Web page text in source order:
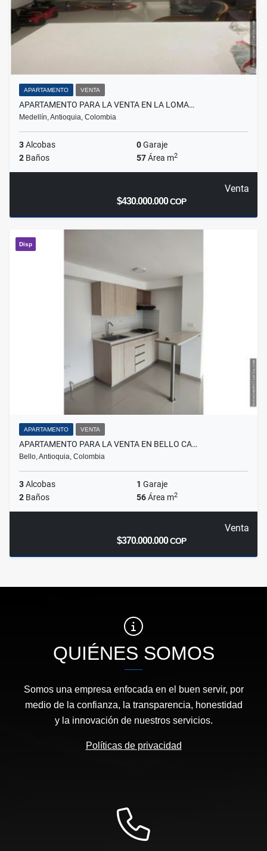
APARTAMENTO VENTA
APARTAMENTO PARA LA VENTA EN LA LOMA…
Medellín, Antioquia, Colombia
3Alcobas 0Garaje
2 Baños 57Área m2
Venta
$430.000.000COP
Disp
APARTAMENTO VENTA
APARTAMENTO PARA LA VENTA EN BELLO CA…
Bello, Antioquia, Colombia
3Alcobas 1 Garaje
2 Baños 56Área m2
Venta
$370.000.000COP
QUIÉNES SOMOS
Somos una empresa enfocada en el buen servir, por
medio de la confianza, la transparencia, honestidad
y la innovación de nuestros servicios.
Políticas de privacidad